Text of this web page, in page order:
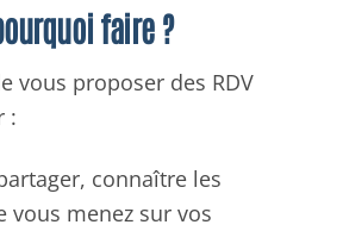
faire ?
vous proposer des RDV
:
connaître les
vous menez sur vos